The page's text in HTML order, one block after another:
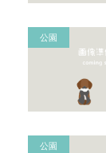
公園
公園